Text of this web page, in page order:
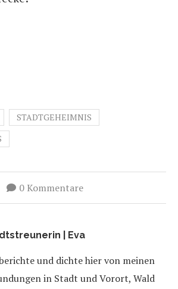
STADTGEHEIMNIS
0 Kommentare
| Eva
und dichte hier von meinen
in Stadt und Vorort, Wald